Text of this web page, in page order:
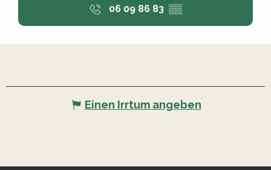
06 09 86 83 ▒▒
Einen Irrtum angeben